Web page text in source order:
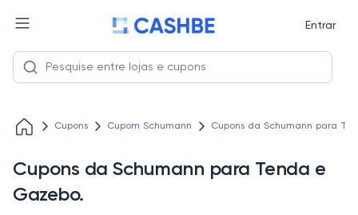
Entrar
Cupons Cupom Schumann Cupons da Schumann para
Cupons da Schumann para Tenda e
Gazebo.